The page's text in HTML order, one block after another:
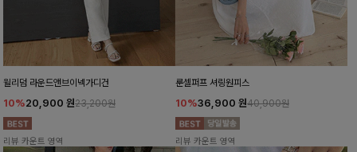
윌리덤 라운드앤브이넥가디건
10%20,900 원23,200원
리뷰 카운트 영역
룬셀퍼프 셔링원피스
10%36,900 원40,900원
리뷰 카운트 영역